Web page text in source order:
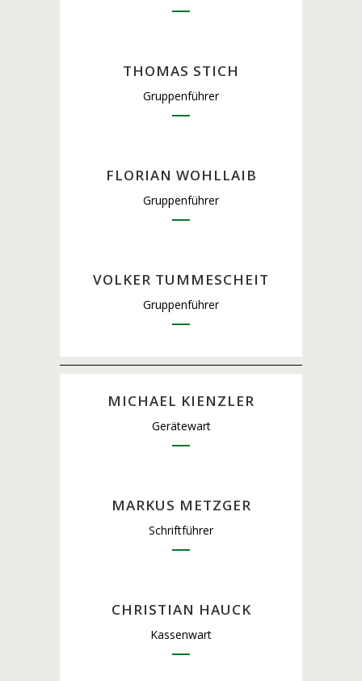
THOMAS STICH
Gruppenführer
FLORIAN WOHLLAIB
Gruppenführer
VOLKER TUMMESCHEIT
Gruppenführer
MICHAEL KIENZLER
Gerätewart
MARKUS METZGER
Schriftführer
CHRISTIAN HAUCK
Kassenwart